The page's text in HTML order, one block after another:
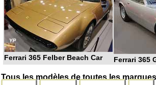
Ferrari 365 Felber Beach Car Ferrari 365
Tous les modèles de toutes les marques